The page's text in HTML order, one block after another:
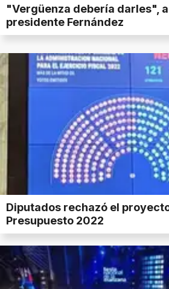
"Vergüenza debería darles",
presidente Fernández
Diputados rechazó el
Presupuesto 2022